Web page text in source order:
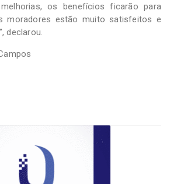
os benefícios ficarão para
moradores estão muito satisfeitos e
declarou.